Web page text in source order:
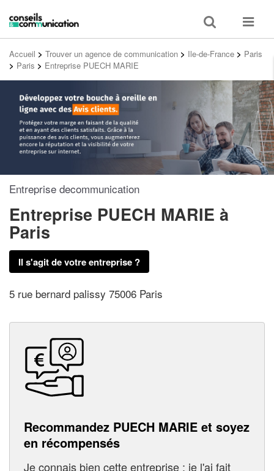
Toggle
search
Toggle
Accueil > Trouver un agence de communication > Ile-de-France > Paris
> Paris > Entreprise PUECH MARIE
Entreprise decommunication
Entreprise PUECH MARIE à
Paris
Il s'agit de votre entreprise ?
5 rue bernard palissy 75006 Paris
Recommandez PUECH MARIE et soyez
en récompensés
Je connais bien cette entreprise : je l'ai fait